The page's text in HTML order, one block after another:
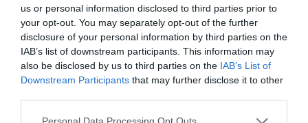
us or personal information disclosed to third parties prior to
your opt-out. You may separately opt-out of the further
disclosure of your personal information by third parties on the
IAB’s list of downstream participants. This information may
also be disclosed by us to third parties on the IAB’s List of
Downstream Participants that may further disclose it to other
Τοποθεσία:
Σύγχρονο Θέατρο, Ευμολπιδών 45, Αθήνα
Σύγχρονο Θέατρο
Eισιτήρια: